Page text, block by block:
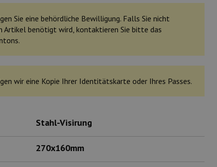
Sie eine behördliche Bewilligung. Falls Sie nicht
Artikel benötigt wird, kontaktieren Sie bitte das
wir eine Kopie Ihrer Identitätskarte oder Ihres Passes.
Stahl-Visirung
270x160mm